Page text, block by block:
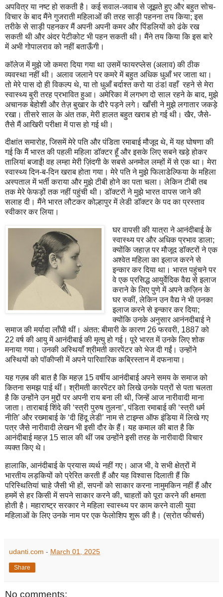
अपवित्र या नष्ट हो सकती है। कई सवाल-जवाब से जूझते हुए और बहुत सोच-
विचार के बाद मैंने गुजराती महिलाओं की तरह साड़ी पहनना तय किया; इस
तरीके से साड़ी पहनकर मैं अपनी अपनी कमर और पिंडलियों को ढंके रख
सकती थी और अंदर पेटीकोट भी पहन सकती थी। मैंने तय किया कि इस बारे
में अभी गोपालराव को नहीं बताऊँगी।
कॉलेज में मुझे जो कमरा दिया गया था उसमें फायरप्लेस (अलाव) की ठीक
व्यवस्था नहीं थी। अलाव जलाने पर कमरे में बहुत अधिक धुआँ भर जाता था।
तो मेरे पास दो ही विकल्प थे, या तो धुआँ बर्दाश्त करो या ठंड! वहाँ रहने से मेरा
स्वास्थ्य बुरी तरह प्रभावित हुआ। अमेरिका में लगभग दो साल रहने के बाद, मुझे
अचानक बेहोशी और तेज़ बुखार के दौरे पड़ने लगे। खाँसी ने मुझे लगातार जकड़े
रखा। तीसरे साल के अंत तक, मेरी हालत बहुत खराब हो गई थी। खैर, जैसे-
तैसे मैं आखिरी परीक्षा में पास हो गई थी।
दीक्षांत समारोह, जिसमें मेरे पति और पंडिता रमाबाई मौजूद थे, में यह घोषणा की
गई कि मैं भारत की पहली महिला डॉक्टर हूँ और इसके लिए सबने खड़े होकर
तालियां बजाईं! वह लम्हा मेरी ज़िंदगी के सबसे अनमोल लम्हों में से एक था। मेरा
स्वास्थ्य दिन-ब-दिन खराब होता गया। मेरे पति ने मुझे फिलाडेल्फिया के महिला
अस्पताल में भर्ती कराया और मुझे टीबी होने का पता चला। लेकिन टीबी तब
तक मेरे फेफड़ों तक नहीं पहुंची थी। डॉक्टरों ने मुझे भारत वापस जाने की
सलाह दी। मैंने भारत लौटकर कोल्हापुर में लेडी डॉक्टर के पद का प्रस्ताव
स्वीकार कर लिया।
घर वापसी की यात्रा ने आनंदीबाई के
स्वास्थ्य पर और अधिक प्रभाव डाला;
क्योंकि जहाज़ पर मौजूद डॉक्टरों ने एक
अश्वेत महिला का इलाज करने से
इन्कार कर दिया था। भारत पहुंचने पर
वे एक प्रसिद्ध आयुर्वेदिक वैद्य से इलाज
कराने के लिए पुणे में अपने कज़िन के
घर रुकीं, लेकिन उन वैद्य ने भी उनका
इलाज करने से इन्कार कर दिया;
क्योंकि उनके अनुसार आनंनदीबाई ने
समाज की मर्यादा लाँघी थीं। अंतत: बीमारी के कारण 26 फरवरी, 1887 को
22 वर्ष की आयु में आनंदीबाई की मृत्यु हो गई। पूरे भारत में उनके लिए शोक
मनाया गया। उनकी अस्थियाँ श्रीमती कारपेंटर को भेज दी गईं। उन्होंने
अस्थियों को पॉकीप्सी में अपने पारिवारिक कब्रिस्तान में दफनाया।
यह गज़ब की बात है कि महज़ 15 वर्षीय आनंदीबाई अपने समय के समाज को
कितना समझ पाई थीं। श्रीमती कारपेंटर को लिखे उनके पत्रों से पता चलता
है कि उन्होंने उन मुद्दों पर अपनी राय बना ली थी, जिन्हें आज नारीवादी माना
जाता। ताराबाई शिंदे की ‘स्त्री पुरुष तुलना’, पंडिता रमाबाई की ‘स्त्री धर्म
नीति’ और रख्माबाई के ‘दी हिंदू लेडी’ नाम से टाइम्स ऑफ इंडिया में लिखे गए
पत्र जैसे नारीवादी लेखन भी इसी दौर के हैं। यह कमाल की बात है कि
आनंदीबाई महज़ 15 साल की थीं जब उन्होंने इसी तरह के नारीवादी विचार
व्यक्त किए थे।
हालाकि, आनंदीबाई के प्रयास व्यर्थ नहीं गए। आज भी, वे सभी क्षेत्रों में
भारतीय लड़कियों को प्रेरित करती हैं और यह विश्वास दिलाती हैं कि
परिस्थितियां चाहे जैसी भी हों, सपनों को साकार करना नामुमकिन नहीं हैं और
हममें से हर किसी में सपने साकार करने की, चाहतों को पूरा करने की क्षमता
होती है। महाराष्ट्र सरकार ने महिला स्वास्थ्य पर काम करने वाली युवा
महिलाओं के लिए उनके नाम पर एक फेलोशिप शुरू की है। (स्रोत फीचर्स)
udanti.com - March 01, 2025
Share
No comments: